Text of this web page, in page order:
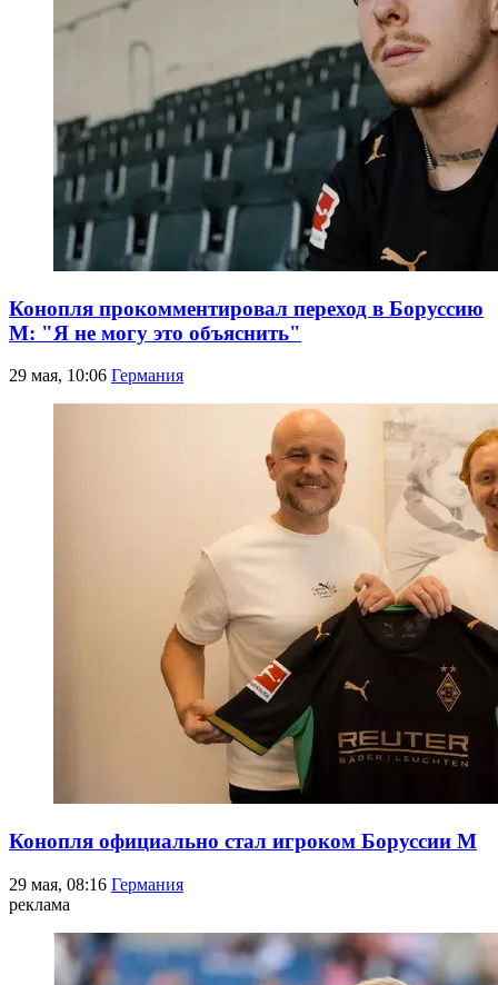
Конопля прокомментировал переход в Боруссию
М: "Я не могу это объяснить"
29 мая, 10:06 Германия
Конопля официально стал игроком Боруссии М
29 мая, 08:16 Германия
реклама